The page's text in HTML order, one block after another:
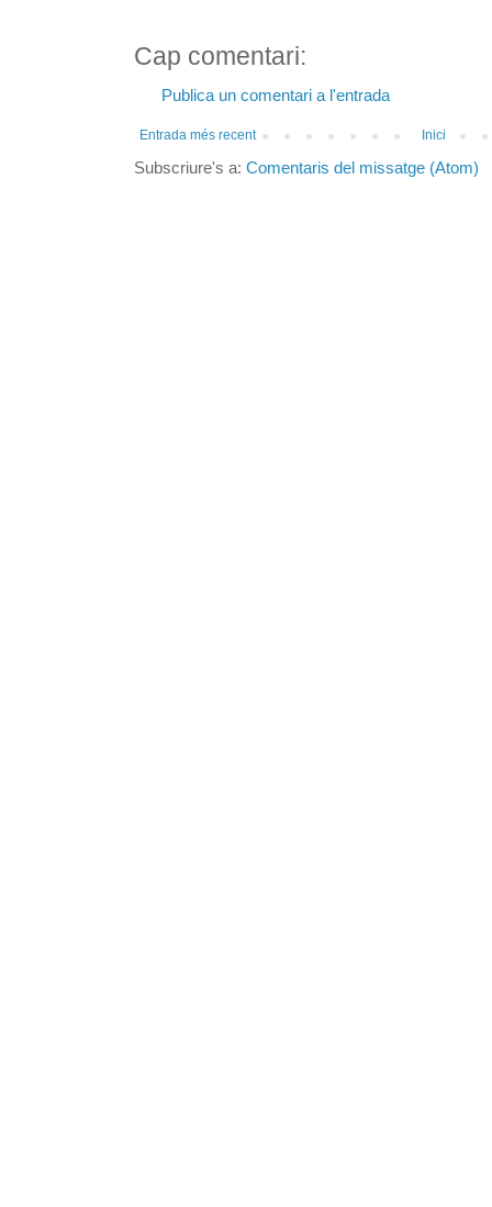
Cap comentari:
Publica un comentari a l'entrada
Entrada més recent Inici
Subscriure's a: Comentaris del missatge (Atom)